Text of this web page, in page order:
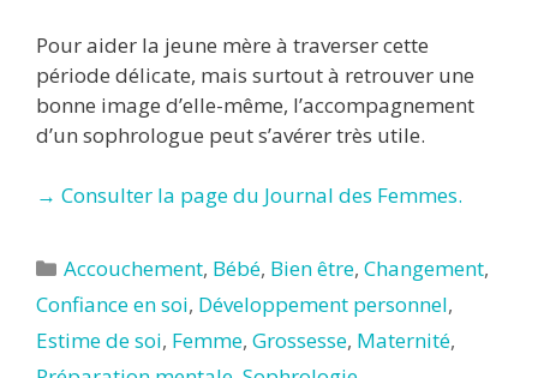
Pour aider la jeune mère à traverser cette
période délicate, mais surtout à retrouver une
bonne image d’elle-même, l’accompagnement
d’un sophrologue peut s’avérer très utile.
→ Consulter la page du Journal des Femmes.
Catégories
Accouchement, Bébé, Bien être,Changement,
Confiance en soi, Développement personnel,
Estime de soi, Femme, Grossesse, Maternité,